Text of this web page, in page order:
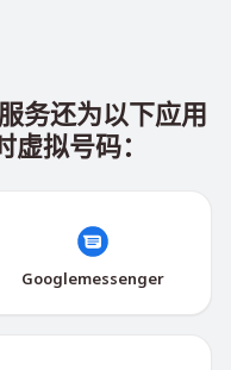
务还为以下应用
拟号码：
Googlemessenger